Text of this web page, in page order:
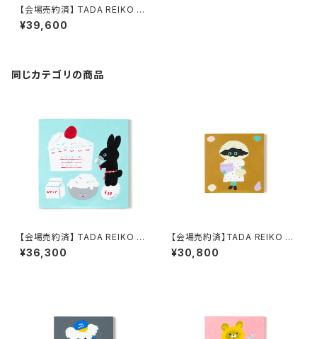
【会場売約済】 TADA REIKO 原
画５ 「NICE NICE レモンとライ
ム ふたりはチェックメイト」
¥39,600
同じカテゴリの商品
【会場売約済】 TADA REIKO 原
画１０ 「ピースオブケイク」
¥36,300
【会場売約済】TADA REIKO 原
画１７ 「NICENICE C HISTOR
Y！クラムちゃん」
¥30,800